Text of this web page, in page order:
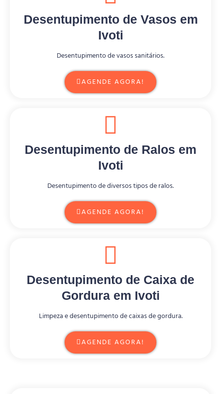
Desentupimento de Vasos em
Ivoti
Desentupimento de vasos sanitários.
AGENDE AGORA!
Desentupimento de Ralos em
Ivoti
Desentupimento de diversos tipos de ralos.
AGENDE AGORA!
Desentupimento de Caixa de
Gordura em Ivoti
Limpeza e desentupimento de caixas de gordura.
AGENDE AGORA!